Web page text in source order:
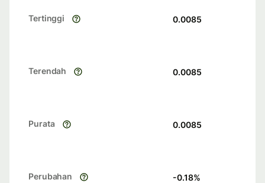
Tertinggi 0.0085
Terendah 0.0085
Purata 0.0085
Perubahan -0.18%